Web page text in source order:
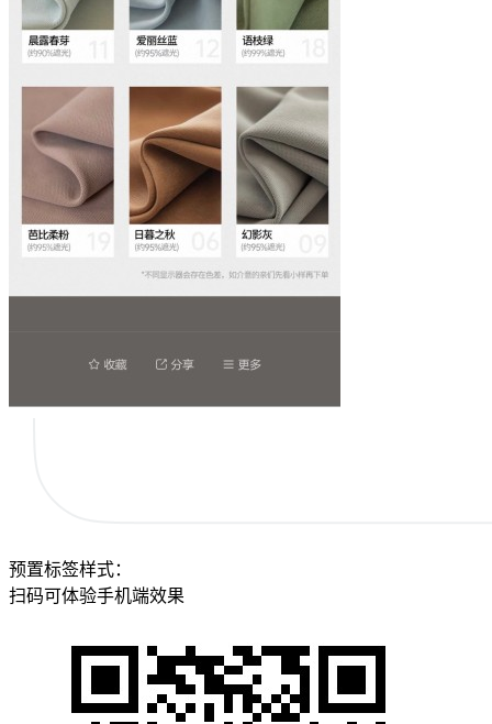
预置标签样式：
扫码可体验手机端效果